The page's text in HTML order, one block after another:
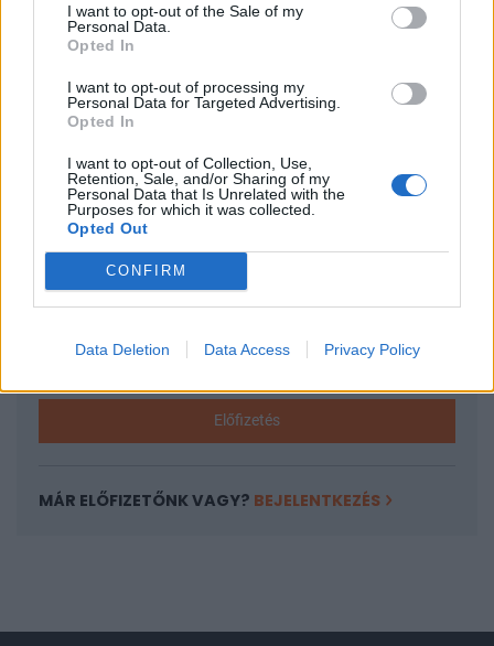
I want to opt-out of the Sale of my
Personal Data.
Opted In
I want to opt-out of processing my
Personal Data for Targeted Advertising.
Opted In
I want to opt-out of Collection, Use,
Retention, Sale, and/or Sharing of my
Personal Data that Is Unrelated with the
Purposes for which it was collected.
Opted Out
CONFIRM
Data Deletion Data Access Privacy Policy
Budaörsön a 16 600 négyzetméteres Terra B irodaház,
Budapesten pedig a Váci úton működő, 7000
A keresett cikk a portfolio.hu hírarchívumához
tartozik, melynek olvasása előfizetéses
regisztrációhoz kötött.
Az előfizetés a következőket tartalmazza:
Portfolio.hu teljes cikkarchívum
Kötéslisták: BÉT elmúlt 2 év napon belüli
Előfizetés
MÁR ELŐFIZETŐNK VAGY? BEJELENTKEZÉS